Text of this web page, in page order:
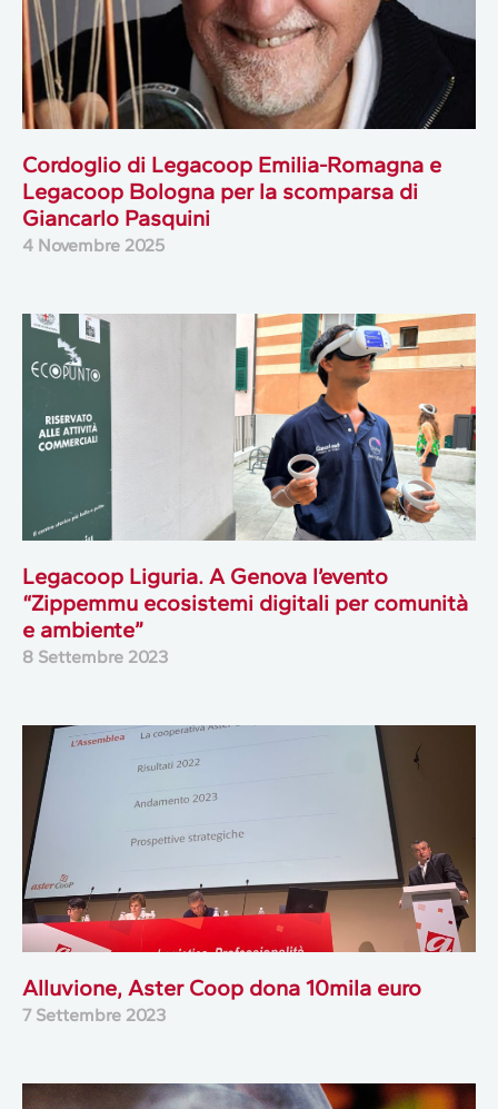
Cordoglio di Legacoop Emilia-Romagna e
Legacoop Bologna per la scomparsa di
Giancarlo Pasquini
4 Novembre 2025
Legacoop Liguria. A Genova l’evento
“Zippemmu ecosistemi digitali per comunità
e ambiente”
8 Settembre 2023
Alluvione, Aster Coop dona 10mila euro
7 Settembre 2023